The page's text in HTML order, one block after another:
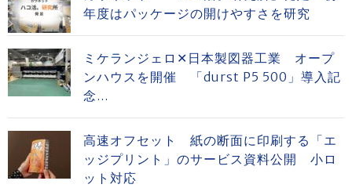
年度はパッケージの開けやすさを研究
ミケランジェロ✕日本製図器工業 オープ
ンハウスを開催 「durst P5 500」導入記
念...
高速オフセット 紙の断面に印刷する「エ
ッジプリント」のサービス資料公開 小ロ
ット対応